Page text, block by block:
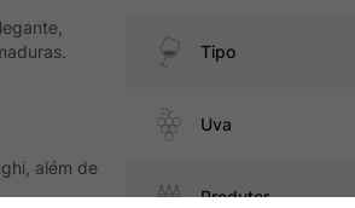
além de
Tipo
Uva
Produtor